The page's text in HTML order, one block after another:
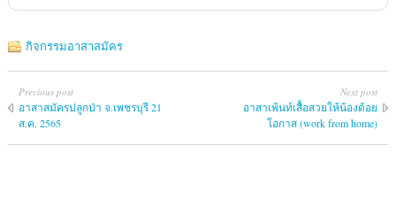
กิจกรรมอาสาสมัคร
Previous post
อาสาสมัครปลูกป่า จ.เพชรบุรี 21
ส.ค. 2565
Next post
อาสาเพ้นท์เสื้อสวยให้น้องด้อย
โอกาส (work from home)